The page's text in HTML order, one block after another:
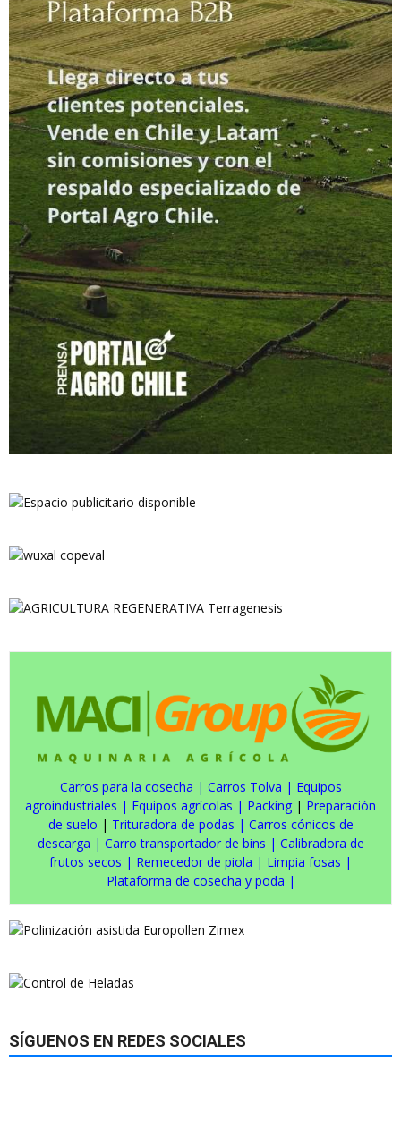
Carros para la cosecha | Carros Tolva | Equipos
agroindustriales | Equipos agrícolas | Packing | Preparación
de suelo | Trituradora de podas | Carros cónicos de
descarga | Carro transportador de bins | Calibradora de
frutos secos | Remecedor de piola | Limpia fosas |
Plataforma de cosecha y poda |
SÍGUENOS EN REDES SOCIALES